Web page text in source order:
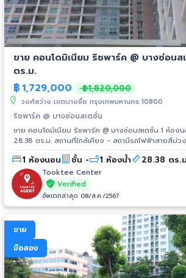
ขาย คอนโดมิเนียม ริชพาร์ค @ บางซ่อน
ตร.ม.
฿1,729,000 ฿1,820,000
วงศ์สว่าง เขตบางซื่อ กรุงเทพมหานคร 10800
ริชพาร์ค @ บางซ่อนสเตชั่น
ขาย คอนโดมิเนียม ริชพาร์ค @ บางซ่อนสเตชั่น 1 ห้อง
28.38 ตร.ม. สถานที่ใกล้เคียง - สถานีรถไฟฟ้าสายสีม่วง ,สายสีแดง -
สำนักงานเขตบางซื่อ - รัฐสภาแห่งใหม่ - รพ.เกษมราษฎ
- รพ. วิภาวดี - เซ็นทรัลลาดพร้าว - เมเจอร์รัชโยธิน - เ
- การไฟฟ้านนทบุรี - บริษัทเครือซีเมนต์ไทย (SCG ) -
ลิเวอร์ - ม.เกษตรศาสตร์ - ม.ธุรกิจบัณฑิตย์ - เทคโนโลยี
พระนครเหนือ - ราชภัฏจันทรเกษม
1 ห้องนอน ชั้น - 1 ห้องน้ำ 28.38 ตร.
Tooktee Center
Verified
อัพเดทล่าสุด 08/ส.ค./2567
ขาย
มือสอง